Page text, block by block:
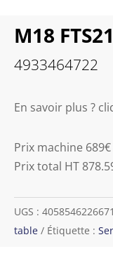
M18
4933464722
En savoir plus ?
Prix machine
Prix total HT
UGS : 4058546226671
table
Étiquette :